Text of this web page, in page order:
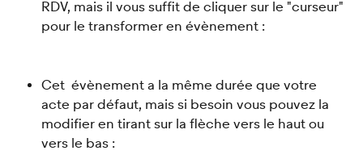
RDV, mais il vous suffit de cliquer sur le "curseur"
pour le transformer en évènement :
Cet  évènement a la même durée que votre
acte par défaut, mais si besoin vous pouvez la
modifier en tirant sur la flèche vers le haut ou
vers le bas :